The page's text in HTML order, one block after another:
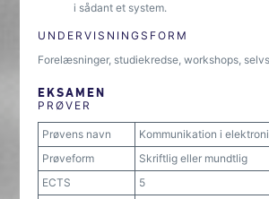
i sådant et system.
UNDERVISNINGSFORM
Forelæsninger, studiekredse, workshops,
EKSAMEN
PRØVER
Prøvens navn
Kommunikation i
Prøveform
Skriftlig eller mundtlig
ECTS
5